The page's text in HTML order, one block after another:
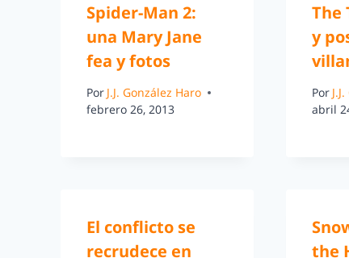
Spider-Man 2:
una Mary Jane
fea y fotos
Por J.J. González Haro
febrero 26, 2013
The
y
Por
abril
El conflicto se
recrudece en
the